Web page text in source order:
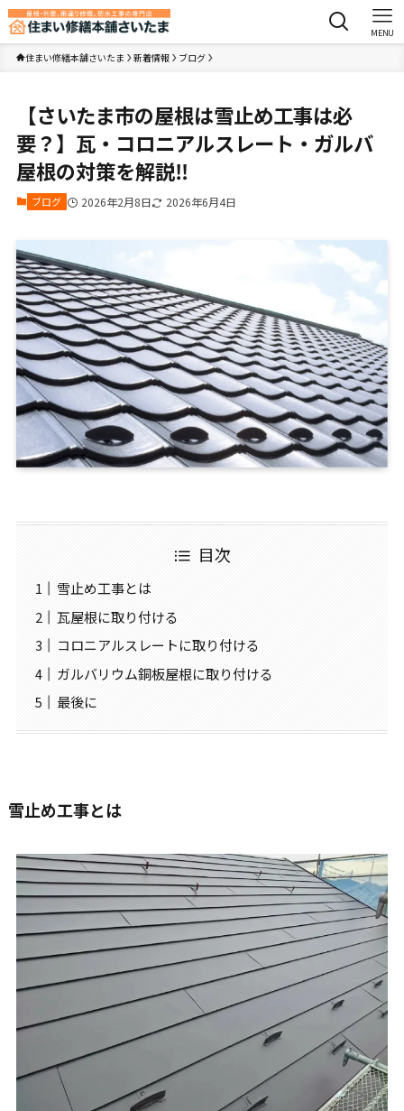
MENU
住まい修繕本舗さいたま 新着情報 ブログ
【さいたま市の屋根は雪止め工事は必
要？】瓦・コロニアルスレート・ガルバ
屋根の対策を解説‼︎
ブログ 2026年2月8日 2026年6月4日
目次
雪止め工事とは
瓦屋根に取り付ける
コロニアルスレートに取り付ける
ガルバリウム銅板屋根に取り付ける
最後に
雪止め工事とは